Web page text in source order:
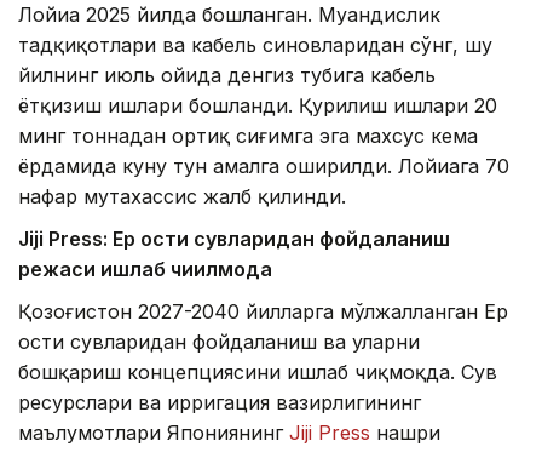
Лойиҳа 2025 йилда бошланган. Муҳандислик
тадқиқотлари ва кабель синовларидан сўнг, шу
йилнинг июль ойида денгиз тубига кабель
ётқизиш ишлари бошланди. Қурилиш ишлари 20
минг тоннадан ортиқ сиғимга эга махсус кема
ёрдамида куну тун амалга оширилди. Лойиҳага 70
нафар мутахассис жалб қилинди.
Jiji Press: Ер ости сувларидан фойдаланиш
режаси ишлаб чиқилмоқда
Қозоғистон 2027-2040 йилларга мўлжалланган Ер
ости сувларидан фойдаланиш ва уларни
бошқариш концепциясини ишлаб чиқмоқда. Сув
ресурслари ва ирригация вазирлигининг
маълумотлари Япониянинг Jiji Press нашри